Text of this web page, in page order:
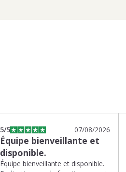
5/5 07/08/2026
Équipe bienveillante et
disponible.
Équipe bienveillante et disponible.